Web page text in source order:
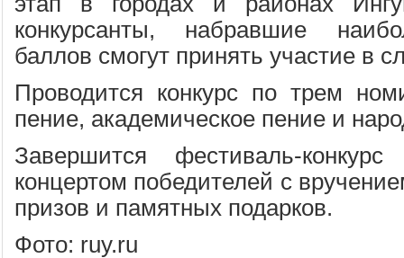
конкурсанты, набравшие
баллов смогут принять участие в
Проводится конкурс по трем
пение, академическое пение и
Завершится фестиваль-
концертом победителей с
призов и памятных подарков.
Фото: ruy.ru